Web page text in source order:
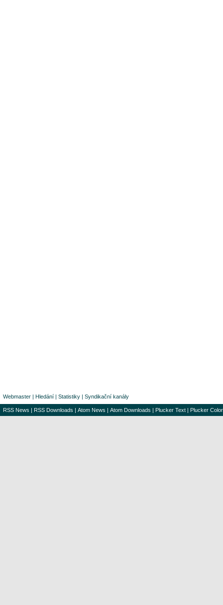
Webmaster | Hledání | Statistiky | Syndikační kanály
RSS News | RSS Downloads | Atom News | Atom Downloads | Plucker Text | Plucker Color